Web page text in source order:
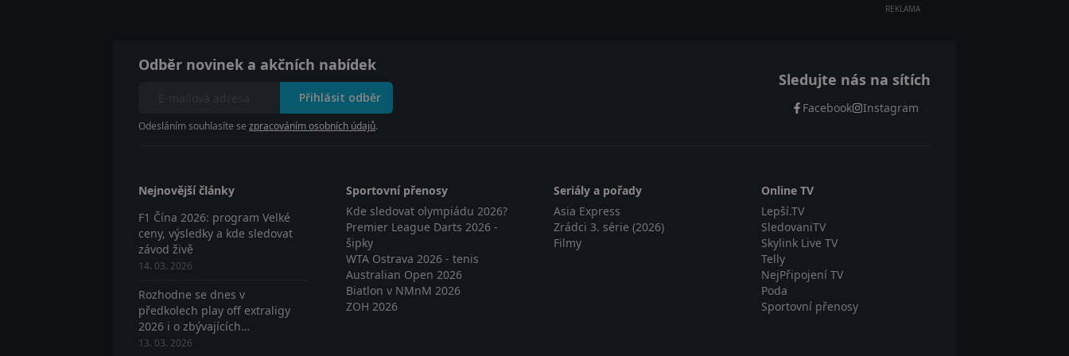
REKLAMA
Odběr novinek a akčních nabídek
Přihlásit odběr
Odesláním souhlasíte se zpracováním osobních údajů.
Sledujte nás na sítích
Facebook Instagram
Nejnovější články
F1 Čína 2026: program Velké
ceny, výsledky a kde sledovat
závod živě
14. 03. 2026
Rozhodne se dnes v
předkolech play off extraligy
2026 i o zbývajících
postupujících? Sledujte živě
13. 03. 2026
Sportovní přenosy
Kde sledovat olympiádu 2026?
Premier League Darts 2026 -
šipky
WTA Ostrava 2026 - tenis
Australian Open 2026
Biatlon v NMnM 2026
ZOH 2026
Seriály a pořady
Asia Express
Zrádci 3. série (2026)
Filmy
Online TV
Lepší.TV
SledovaniTV
Skylink Live TV
Telly
NejPřipojení TV
Poda
Sportovní přenosy